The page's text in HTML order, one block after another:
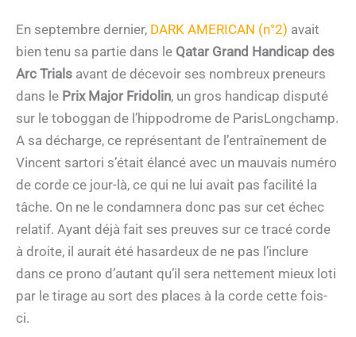
En septembre dernier, DARK AMERICAN (n°2) avait
bien tenu sa partie dans le Qatar Grand Handicap des
Arc Trials avant de décevoir ses nombreux preneurs
dans le Prix Major Fridolin, un gros handicap disputé
sur le toboggan de l’hippodrome de ParisLongchamp.
A sa décharge, ce représentant de l’entraînement de
Vincent sartori s’était élancé avec un mauvais numéro
de corde ce jour-là, ce qui ne lui avait pas facilité la
tâche. On ne le condamnera donc pas sur cet échec
relatif. Ayant déjà fait ses preuves sur ce tracé corde
à droite, il aurait été hasardeux de ne pas l’inclure
dans ce prono d’autant qu’il sera nettement mieux loti
par le tirage au sort des places à la corde cette fois-
ci.